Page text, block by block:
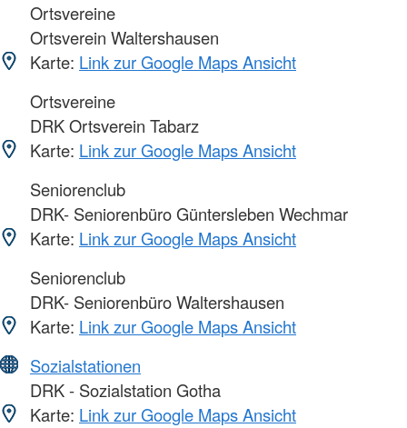
Ortsvereine
Ortsverein Waltershausen
Karte: Link zur Google Maps Ansicht
Ortsvereine
DRK Ortsverein Tabarz
Karte: Link zur Google Maps Ansicht
Seniorenclub
DRK- Seniorenbüro Güntersleben Wechmar
Karte: Link zur Google Maps Ansicht
Seniorenclub
DRK- Seniorenbüro Waltershausen
Karte: Link zur Google Maps Ansicht
Sozialstationen
DRK - Sozialstation Gotha
Karte: Link zur Google Maps Ansicht